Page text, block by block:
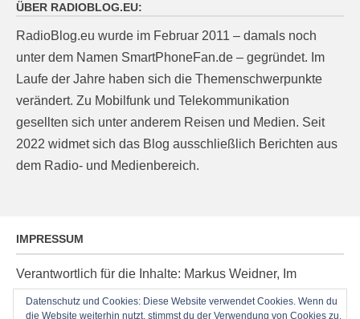
ÜBER RADIOBLOG.EU:
RadioBlog.eu wurde im Februar 2011 – damals noch
unter dem Namen SmartPhoneFan.de – gegründet. Im
Laufe der Jahre haben sich die Themenschwerpunkte
verändert. Zu Mobilfunk und Telekommunikation
gesellten sich unter anderem Reisen und Medien. Seit
2022 widmet sich das Blog ausschließlich Berichten aus
dem Radio- und Medienbereich.
IMPRESSUM
Verantwortlich für die Inhalte: Markus Weidner, Im
Ziegelacker 20, D-63599 Biebergemünd, E-Mail:
Datenschutz und Cookies: Diese Website verwendet Cookies. Wenn du
die Website weiterhin nutzt, stimmst du der Verwendung von Cookies zu.